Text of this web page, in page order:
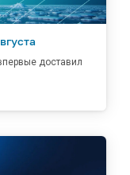
доставил